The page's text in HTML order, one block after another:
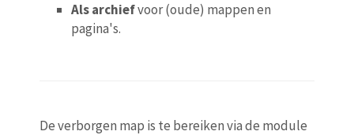
Als archiefvoor (oude) mappen en
pagina's.
De verborgen map is te bereiken via de module